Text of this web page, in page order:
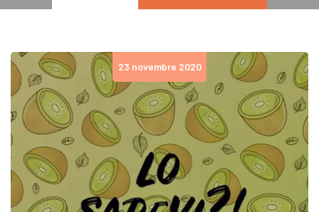
23 novembre 2020